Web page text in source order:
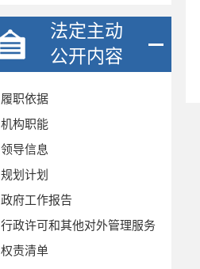
法定主动
公开内容
履职依据
机构职能
领导信息
规划计划
政府工作报告
行政许可和其他对外管理服务
权责清单